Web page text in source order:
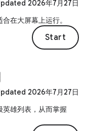
2026年7月27日
在大屏幕上运行。
Start
2026年7月27日
雄列表，从而掌握